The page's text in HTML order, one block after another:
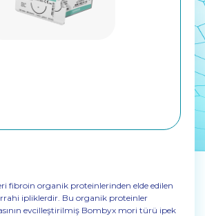
fibroin organik proteinlerinden elde edilen
ipliklerdir. Bu organik proteinler
evcilleştirilmiş Bombyx mori türü ipek